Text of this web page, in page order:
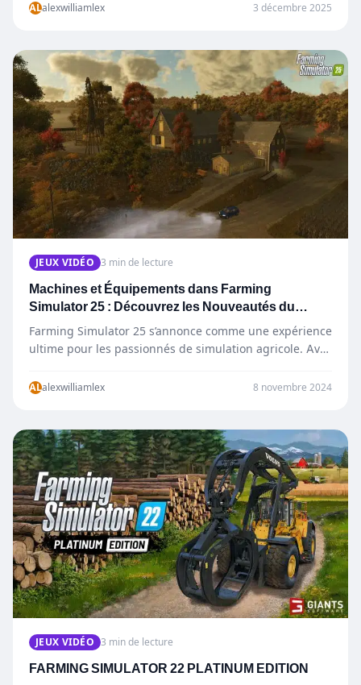
ALalexwilliamlex 3 décembre 2025
JEUX VIDÉO 3 min de lecture
Machines et Équipements dans Farming
Simulator 25 : Découvrez les Nouveautés du
Garage !
Farming Simulator 25 s’annonce comme une expérience
ultime pour les passionnés de simulation agricole. Avec
ALalexwilliamlex 8 novembre 2024
JEUX VIDÉO 3 min de lecture
FARMING SIMULATOR 22 PLATINUM EDITION